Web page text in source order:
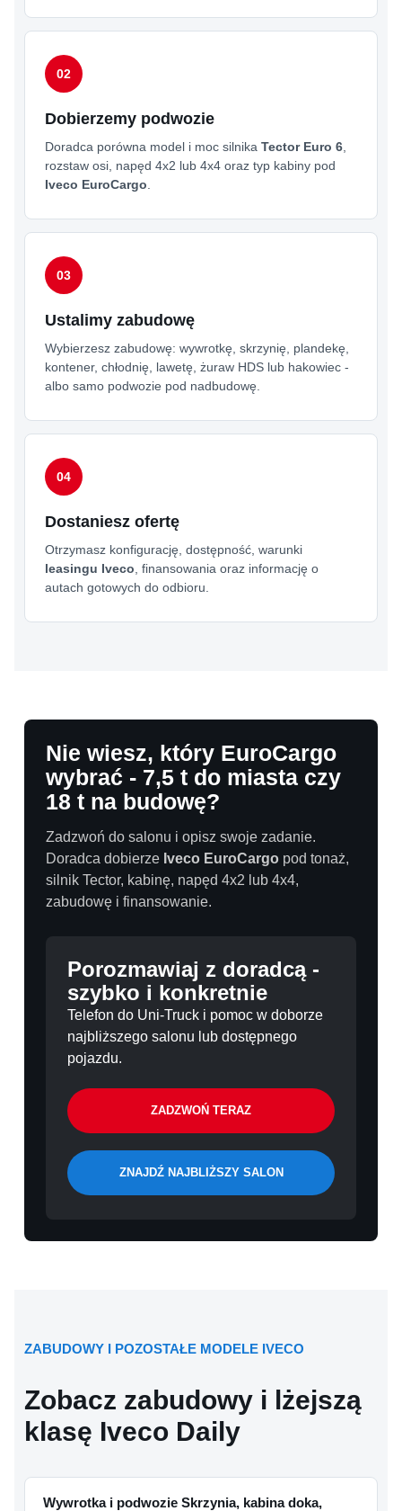
Dobierzemy podwozie
Doradca porówna model i moc silnika Tector Euro 6
rozstaw osi, napęd 4x2 lub 4x4 oraz typ kabiny pod
Iveco EuroCargo
Ustalimy zabudowę
Wybierzesz zabudowę: wywrotkę, skrzynię, plandekę,
kontener, chłodnię, lawetę, żuraw HDS lub hakowiec -
albo samo podwozie pod nadbudowę.
Dostaniesz ofertę
Otrzymasz konfigurację, dostępność, warunki
leasingu Iveco , finansowania oraz informację o
autach gotowych do odbioru.
Nie wiesz, który EuroCargo
wybrać - 7,5 t do miasta czy
18 t na budowę?
Zadzwoń do salonu i opisz swoje zadanie.
Doradca dobierze Iveco EuroCargo pod tonaż,
silnik Tector, kabinę, napęd 4x2 lub 4x4,
zabudowę i finansowanie.
Porozmawiaj z doradcą -
szybko i konkretnie
Telefon do Uni-Truck i pomoc w doborze
najbliższego salonu lub dostępnego
pojazdu.
ZADZWOŃ TERAZ
ZNAJDŹ NAJBLIŻSZY SALON
ZABUDOWY I POZOSTAŁE MODELE IVECO
Zobacz zabudowy i lżejszą
klasę Iveco Daily
Wywrotka i podwozie Skrzynia, kabina doka,